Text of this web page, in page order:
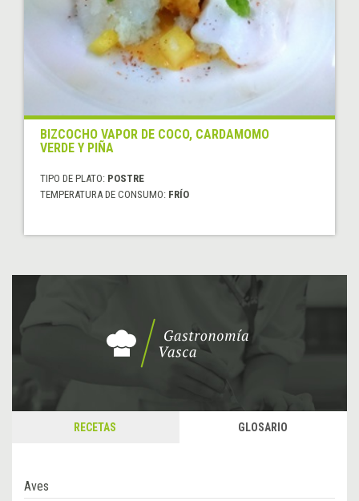
BIZCOCHO VAPOR DE COCO, CARDAMOMO
VERDE Y PIÑA
TIPO DE PLATO: POSTRE
TEMPERATURA DE CONSUMO: FRÍO
RECETAS GLOSARIO
Aves